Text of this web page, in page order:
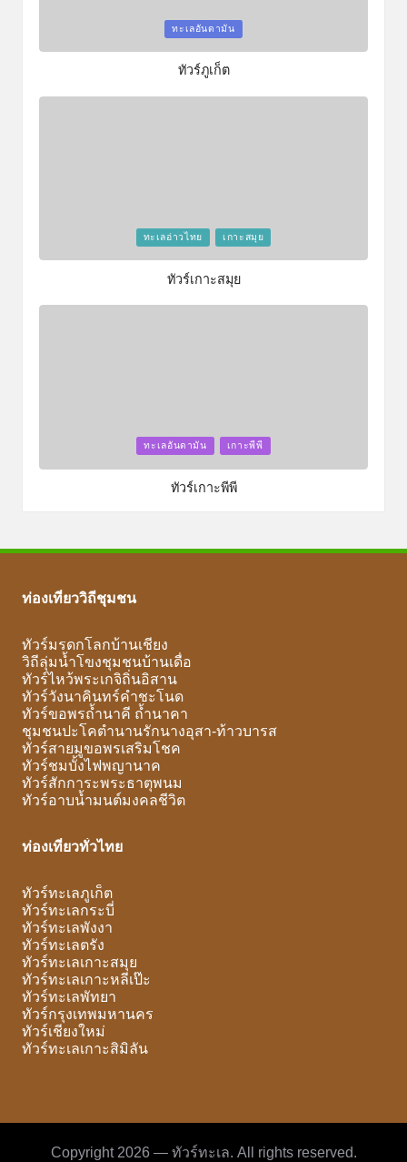
ทะเลอันดามัน
ทัวร์ภูเก็ต
ทะเลอ่าวไทย เกาะสมุย
ทัวร์เกาะสมุย
ทะเลอันดามัน เกาะพีพี
ทัวร์เกาะพีพี
ท่องเที่ยววิถีชุมชน
ทัวร์มรดกโลกบ้านเชียง
วิถีลุ่มน้ำโขงชุมชนบ้านเดื่อ
ทัวร์ไหว้พระเกจิถิ่นอิสาน
ทัวร์วังนาคินทร์คำชะโนด
ทัวร์ขอพรถ้ำนาคี ถ้ำนาคา
ชุมชนปะโคตำนานรักนางอุสา-ท้าวบารส
ทัวร์สายมูขอพรเสริมโชค
ทัวร์ชมบั้งไฟพญานาค
ทัวร์สักการะพระธาตุพนม
ทัวร์อาบน้ำมนต์มงคลชีวิต
ท่องเที่ยวทั่วไทย
ทัวร์ทะเลภูเก็ต
ทัวร์ทะเลกระบี่
ทัวร์ทะเลพังงา
ทัวร์ทะเลตรัง
ทัวร์ทะเลเกาะสมุย
ทัวร์ทะเลเกาะหลีเป๊ะ
ทัวร์ทะเลพัทยา
ทัวร์กรุงเทพมหานคร
ทัวร์เชียงใหม่
ทัวร์ทะเลเกาะสิมิลัน
Copyright 2026 — ทัวร์ทะเล. All rights reserved.